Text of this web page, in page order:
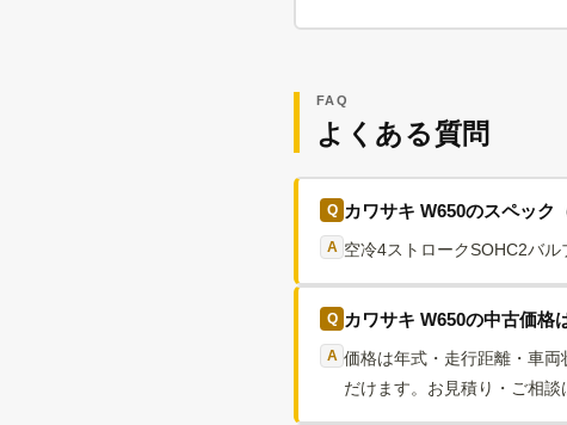
FAQ
よくある質問
カワサキ W650のスペック
空冷4ストロークSOHC2バ
カワサキ W650の中古価格
価格は年式・走行距離・車
だけます。お見積り・ご相談